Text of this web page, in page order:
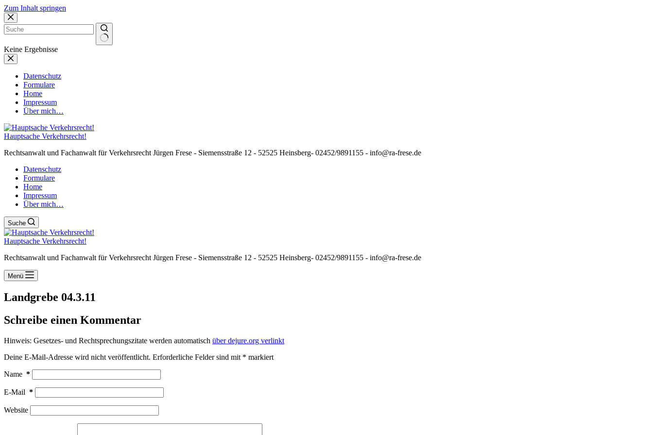
Zum Inhalt springen
Keine Ergebnisse
Datenschutz
Formulare
Home
Impressum
Über mich…
Hauptsache Verkehrsrecht!
Rechtsanwalt und Fachanwalt für Verkehrsrecht Jürgen Frese - Siemensstraße 12 - 52525 Heinsberg- 02452/9891155 - info@ra-frese.de
Datenschutz
Formulare
Home
Impressum
Über mich…
Suche
Hauptsache Verkehrsrecht!
Rechtsanwalt und Fachanwalt für Verkehrsrecht Jürgen Frese - Siemensstraße 12 - 52525 Heinsberg- 02452/9891155 - info@ra-frese.de
Menü
Landgrebe 04.3.11
Schreibe einen Kommentar
Hinweis: Gesetzes- und Rechtsprechungszitate werden automatisch über dejure.org verlinkt
Deine E-Mail-Adresse wird nicht veröffentlicht. Erforderliche Felder sind mit * markiert
Name *
E-Mail *
Website